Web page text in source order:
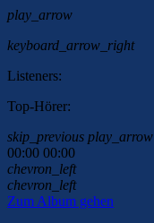
play_arrow
keyboard_arrow_right
Listeners:
Top-Hörer:
skip_previous play_arrow
00:00 00:00
chevron_left
chevron_left
Zum Album gehen